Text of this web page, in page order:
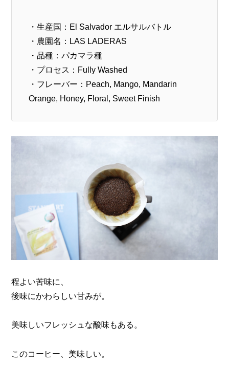
・生産国：El Salvador エルサルバトル
・農園名：LAS LADERAS
・品種：パカマラ種
・プロセス：Fully Washed
・フレーバー：Peach, Mango, Mandarin
Orange, Honey, Floral, Sweet Finish
程よい苦味に、
後味にかわらしい甘みが。
美味しいフレッシュな酸味もある。
このコーヒー、美味しい。